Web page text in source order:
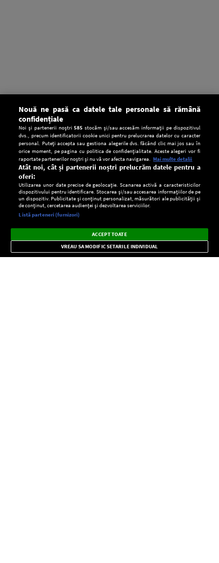
CONFIDENŢIALITATE
Setări:
Dark
Mode
Radio live, podcasturi, știri și alerte
importante.
×
Nouă ne pasă ca datele tale personale să rămână
confidențiale
Noi și partenerii noștri585 stocăm și/sau accesăm informații pe dispozitivul
dvs., precum identificatorii cookie unici pentru prelucrarea datelor cu caracter
personal. Puteți accepta sau gestiona alegerile dvs. făcând clic mai jos sau în
orice moment, pe pagina cu politica de confidențialitate. Aceste alegeri vor fi
raportate partenerilor noștri și nu vă vor afecta navigarea. Mai multe detalii
Atât noi, cât și partenerii noștri prelucrăm datele pentru a
oferi:
Utilizarea unor date precise de geolocație. Scanarea activă a caracteristicilor
dispozitivului pentru identificare. Stocarea și/sau accesarea informațiilor de pe
un dispozitiv. Publicitate și conținut personalizat, măsurători ale publicității și
de conținut, cercetarea audienței și dezvoltarea serviciilor.
Listă parteneri (furnizori)
ACCEPT TOATE
VREAU SA MODIFIC SETARILE INDIVIDUAL